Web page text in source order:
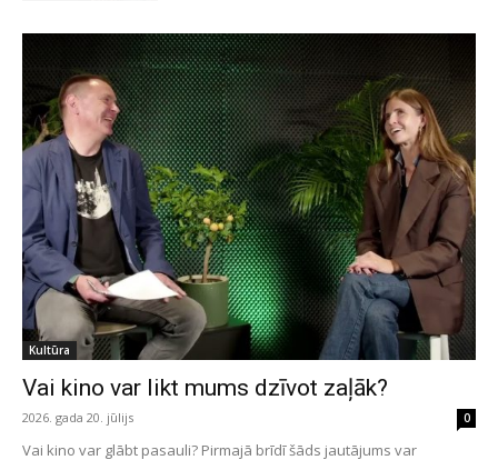
Kultūra
Vai kino var likt mums dzīvot zaļāk?
2026. gada 20. jūlijs 0
Vai kino var glābt pasauli? Pirmajā brīdī šāds jautājums var